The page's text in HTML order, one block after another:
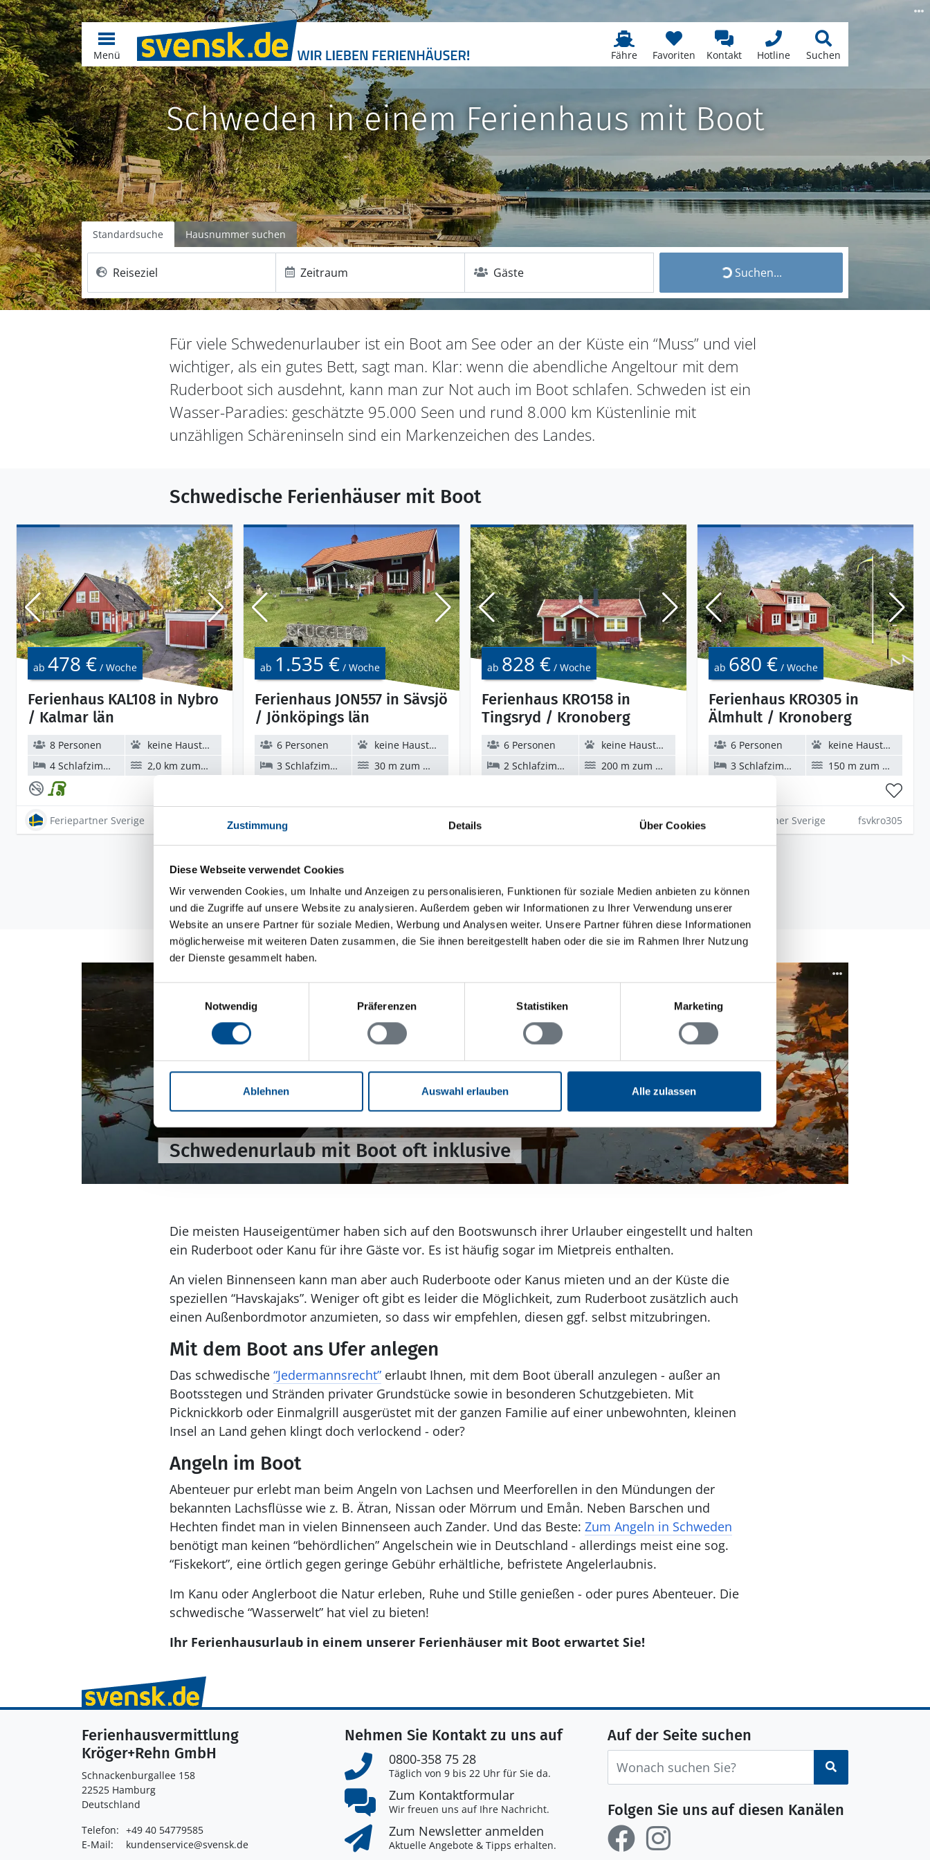
Zustimmung Details Über Cookies
Diese Webseite verwendet Cookies
Wir verwenden Cookies, um Inhalte und Anzeigen zu personalisieren, Funktionen für soziale Medien anbieten zu können
und die Zugriffe auf unsere Website zu analysieren. Außerdem geben wir Informationen zu Ihrer Verwendung unserer
Website an unsere Partner für soziale Medien, Werbung und Analysen weiter. Unsere Partner führen diese Informationen
möglicherweise mit weiteren Daten zusammen, die Sie ihnen bereitgestellt haben oder die sie im Rahmen Ihrer Nutzung
der Dienste gesammelt haben.
Notwendig
Präferenzen Statistiken Marketing
Ablehnen Auswahl erlauben Alle zulassen
Fähre Favoriten Kontakt Hotline Suchen
Menü
Schweden in einem Ferienhaus mit Boot
Standardsuche Hausnummer suchen
Reiseziel Zeitraum Gäste Suchen...
Für viele Schwedenurlauber ist ein Boot am See oder an der Küste ein “Muss” und viel
wichtiger, als ein gutes Bett, sagt man. Klar: wenn die abendliche Angeltour mit dem
Ruderboot sich ausdehnt, kann man zur Not auch im Boot schlafen. Schweden ist ein
Wasser-Paradies: geschätzte 95.000 Seen und rund 8.000 km Küstenlinie mit
unzähligen Schäreninseln sind ein Markenzeichen des Landes.
Schwedische Ferienhäuser mit Boot
Ferienhaus KAL108 in Nybro
/ Kalmar län
ab 478 € / Woche
8 Personen
keine Haustiere
4 Schlafzimmer
2,0 km zum Wasser
Feriepartner Sverige
Ferienhaus JON557 in Sävsjö
/ Jönköpings län
ab 1.535 € / Woche
6 Personen
keine Haustiere
3 Schlafzimmer
30 m zum Wasser
Ferienhaus KRO158 in
Tingsryd / Kronoberg
ab 828 € / Woche
6 Personen
keine Haustiere
2 Schlafzimmer
200 m zum Wasser
fsvkro158
Ferienhaus KRO305 in
Älmhult / Kronoberg
ab 680 € / Woche
6 Personen
keine Haustiere
3 Schlafzimmer
150 m zum Wasser
Feriepartner Sverige fsvkro305
Weitere Ferienhäuser mit Boot anzeigen
Schwedenurlaub mit Boot oft inklusive
Die meisten Hauseigentümer haben sich auf den Bootswunsch ihrer Urlauber eingestellt und halten
ein Ruderboot oder Kanu für ihre Gäste vor. Es ist häufig sogar im Mietpreis enthalten.
An vielen Binnenseen kann man aber auch Ruderboote oder Kanus mieten und an der Küste die
speziellen “Havskajaks”. Weniger oft gibt es leider die Möglichkeit, zum Ruderboot zusätzlich auch
einen Außenbordmotor anzumieten, so dass wir empfehlen, diesen ggf. selbst mitzubringen.
Mit dem Boot ans Ufer anlegen
Das schwedische “Jedermannsrecht”erlaubt Ihnen, mit dem Boot überall anzulegen - außer an
Bootsstegen und Stränden privater Grundstücke sowie in besonderen Schutzgebieten. Mit
Picknickkorb oder Einmalgrill ausgerüstet mit der ganzen Familie auf einer unbewohnten, kleinen
Insel an Land gehen klingt doch verlockend - oder?
Angeln im Boot
Abenteuer pur erlebt man beim Angeln von Lachsen und Meerforellen in den Mündungen der
bekannten Lachsflüsse wie z. B. Ätran, Nissan oder Mörrum und Emån. Neben Barschen und
Hechten findet man in vielen Binnenseen auch Zander. Und das Beste: Zum Angeln in Schweden
benötigt man keinen “behördlichen” Angelschein wie in Deutschland - allerdings meist eine sog.
“Fiskekort”, eine örtlich gegen geringe Gebühr erhältliche, befristete Angelerlaubnis.
Im Kanu oder Anglerboot die Natur erleben, Ruhe und Stille genießen - oder pures Abenteuer. Die
schwedische “Wasserwelt” hat viel zu bieten!
Ihr Ferienhausurlaub in einem unserer Ferienhäuser mit Boot erwartet Sie!
Ferienhausvermittlung
Kröger+Rehn GmbH
Schnackenburgallee 158
22525 Hamburg
Deutschland
Telefon: +49 40 54779585
E-Mail:
kundenservice@svensk.de
Nehmen Sie Kontakt zu uns auf
0800-358 75 28
Täglich von 9 bis 22 Uhr für Sie da.
Zum Kontaktformular
Wir freuen uns auf Ihre Nachricht.
Zum Newsletter anmelden
Aktuelle Angebote & Tipps erhalten.
Auf der Seite suchen
Suchen
Folgen Sie uns auf diesen Kanälen